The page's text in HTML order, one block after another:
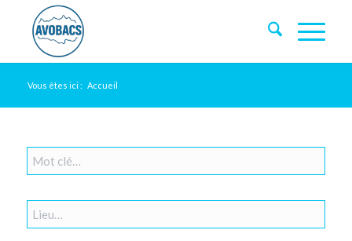
Vous êtes ici : Accueil